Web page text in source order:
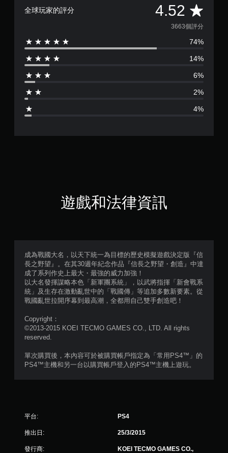
全球玩家的評分 4.52 平
均
評
分
5
分
5
顆
）
，
共
3
3663個評分
74%
14%
6%
2%
4%
遊戲和法律資訊
成為戰國大名，以天下統一為目標的歷史模擬遊戲決定版『信
長之野望』。在其30週年紀念作品『信長之野望・創造』中達
成了系列作史上最大・最強的威力加強！
以大名發揮謀略本色「新軍團系統」，以武將指揮「新會戰系
統」及生存在激動亂世中的「戰國傳」等追加多數新要素。從
戰國亂世拉開序幕到最高潮，全都用自己雙手創造吧！
Copyright：
©2013-2015 KOEI TECMO GAMES CO., LTD. All rights
reserved.
單次購買後，本內容可於被購買帳戶指定為「常用PS4™」的
PS4™主機和另一台以購買帳戶登入的PS4™主機上遊玩。
平台: PS4
推出日: 25/3/2015
發行商:
KOEI TECMO GAMES CO.,